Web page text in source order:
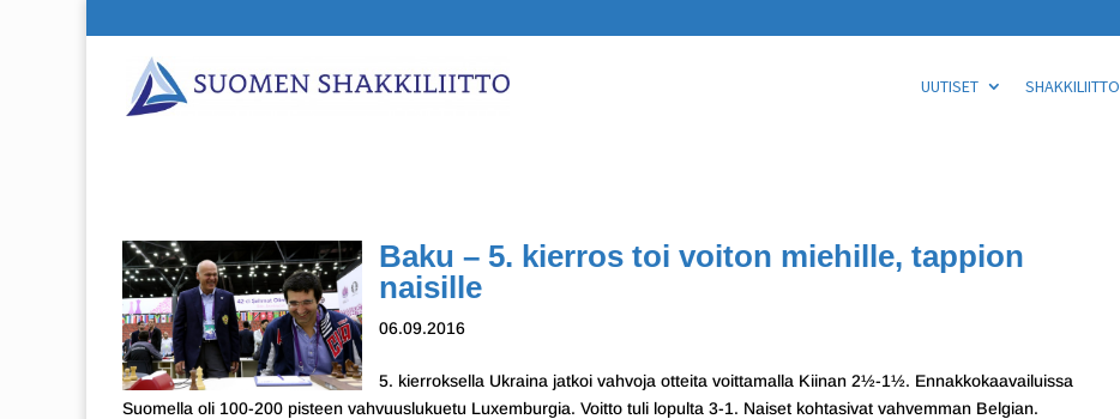
UUTISET SHAKKILIITTO
Baku – 5. kierros toi voiton miehille, tappion
naisille
06.09.2016
5. kierroksella Ukraina jatkoi vahvoja otteita voittamalla Kiinan 2½-1½. Ennakkokaavailuissa
Suomella oli 100-200 pisteen vahvuuslukuetu Luxemburgia. Voitto tuli lopulta 3-1. Naiset kohtasivat vahvemman Belgian.